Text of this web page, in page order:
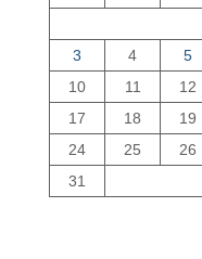
3
4 5
10
11 12
17
18 19
24
25 26
31